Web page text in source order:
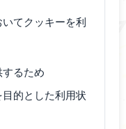
てクッキーを利
るため
的とした利用状